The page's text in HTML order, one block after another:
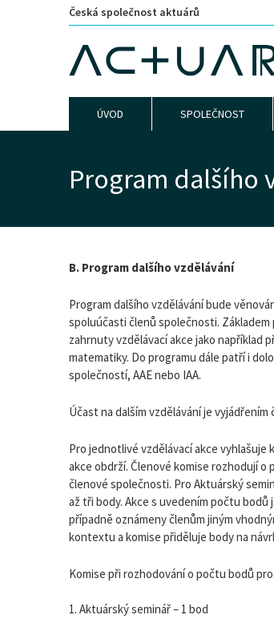
Česká společnost aktuárů
ÚVOD SPOLEČNOST
Program dalšího
B. Program dalšího vzdělávání
Program dalšího vzdělávání bude
spoluúčasti členů společnosti.
zahrnuty vzdělávací akce jako například
matematiky. Do programu dále patří i
společností, AAE nebo IAA.
Účast na dalším vzdělávání je
Pro jednotlivé vzdělávací akce
akce obdrží. Členové komise rozhodují o
členové společnosti. Pro Aktuárský
až tři body. Akce s uvedením počtu
případně oznámeny členům jiným
kontextu a komise přiděluje body na
Komise při rozhodování o počtu bodů
1. Aktuárský seminář – 1 bod